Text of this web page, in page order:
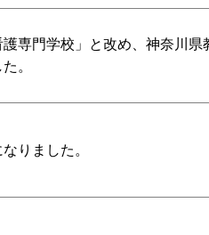
専門学校」と改め、神奈川県
。
りました。